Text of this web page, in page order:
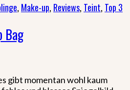
, Make-up, Reviews, Teint, Top 3
Bag
gibt momentan wohl kaum